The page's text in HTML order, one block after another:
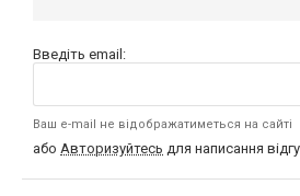
Введіть email:
Ваш e-mail не відображатиметься на сайті
або Авторизуйтесь для написання